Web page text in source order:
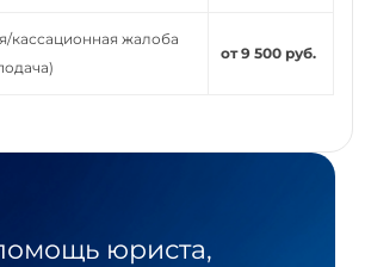
кассационная жалоба
от 9 500 руб.
юриста,